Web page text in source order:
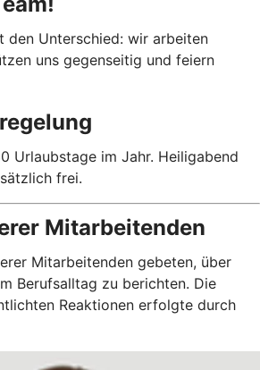
den Unterschied: wir arbeiten
uns gegenseitig und feiern
Urlaubstage im Jahr. Heiligabend
frei.
Mitarbeitenden
Mitarbeitenden gebeten, über
Berufsalltag zu berichten. Die
Reaktionen erfolgte durch